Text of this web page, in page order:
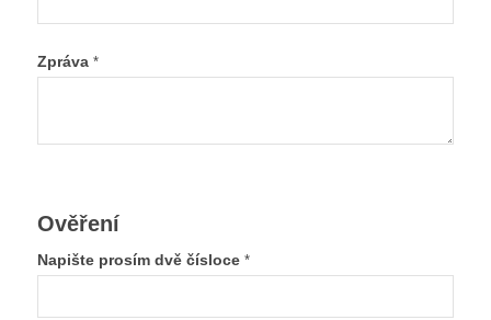
Zpráva *
Ověření
Napište prosím dvě čísloce *